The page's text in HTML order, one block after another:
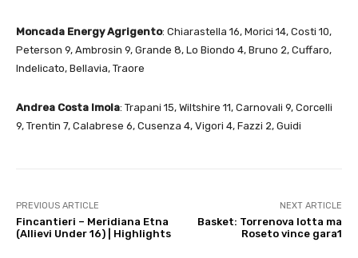
Moncada Energy Agrigento: Chiarastella 16, Morici 14, Costi 10,
Peterson 9, Ambrosin 9, Grande 8, Lo Biondo 4, Bruno 2, Cuffaro,
Indelicato, Bellavia, Traore
Andrea Costa Imola: Trapani 15, Wiltshire 11, Carnovali 9, Corcelli
9, Trentin 7, Calabrese 6, Cusenza 4, Vigori 4, Fazzi 2, Guidi
PREVIOUS ARTICLE
Fincantieri – Meridiana Etna
(Allievi Under 16) | Highlights
NEXT ARTICLE
Basket: Torrenova lotta ma
Roseto vince gara1